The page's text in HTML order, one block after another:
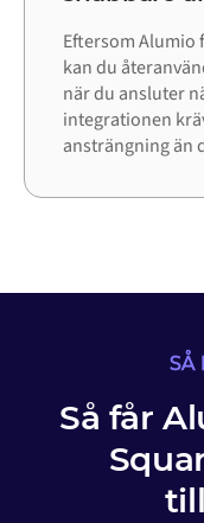
Eftersom Alumio
kan du
när du ansluter
integrationen
ansträngning än
SÅ
Så får